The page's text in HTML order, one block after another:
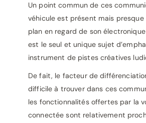
Un point commun de ces
véhicule est présent mais presque
plan en regard de son
est le seul et unique sujet
instrument de pistes créatives
De fait, le facteur de
difficile à trouver dans ces
les fonctionnalités offertes par la
connectée sont relativement